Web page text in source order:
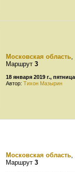
Московская область,
Маршрут 3
18 января 2019 г., пятница
Автор: Тихон Мазырин
Московская область,
Маршрут 3